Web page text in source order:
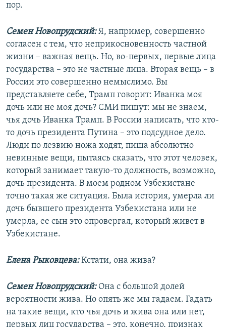
пор.
Семен Новопрудский:Я, например, совершенно
согласен с тем, что неприкосновенность частной
жизни – важная вещь. Но, во-первых, первые лица
государства – это не частные лица. Вторая вещь – в
России это совершенно немыслимо. Вы
представляете себе, Трамп говорит: Иванка моя
дочь или не моя дочь? СМИ пишут: мы не знаем,
чья дочь Иванка Трамп. В России написать, что кто-
то дочь президента Путина – это подсудное дело.
Люди по лезвию ножа ходят, пиша абсолютно
невинные вещи, пытаясь сказать, что этот человек,
который занимает такую-то должность, возможно,
дочь президента. В моем родном Узбекистане
точно такая же ситуация. Была история, умерла ли
дочь бывшего президента Узбекистана или не
умерла, ее сын это опровергал, который живет в
Узбекистане.
Елена Рыковцева:Кстати, она жива?
Семен Новопрудский: Она с большой долей
вероятности жива. Но опять же мы гадаем. Гадать
на такие вещи, кто чья дочь и жива она или нет,
первых лиц государства – это, конечно, признак